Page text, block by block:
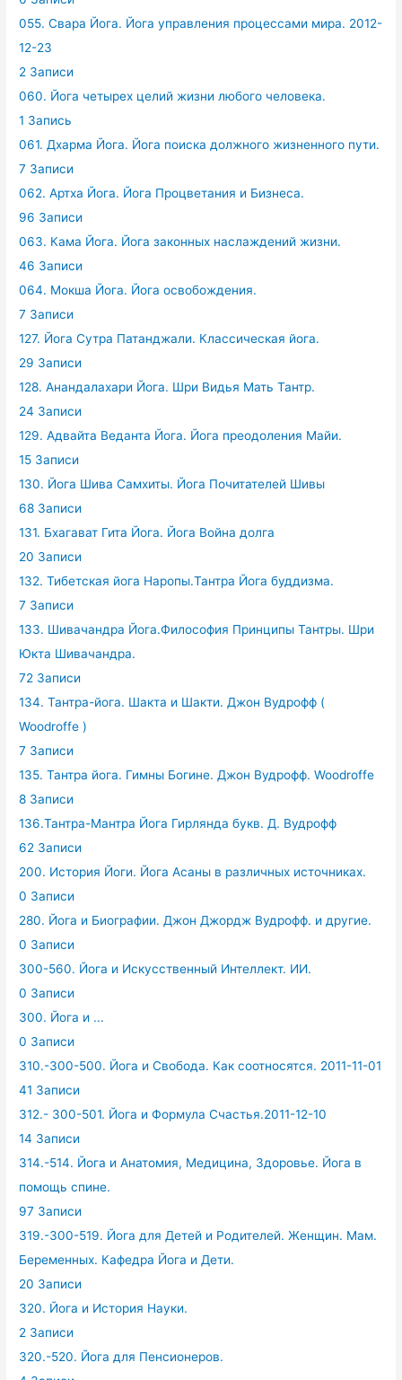
055. Свара Йога. Йога управления процессами мира. 2012-
12-23
2 Записи
060. Йога четырех целий жизни любого человека.
1 Запись
061. Дхарма Йога. Йога поиска должного жизненного пути.
7 Записи
062. Артха Йога. Йога Процветания и Бизнеса.
96 Записи
063. Кама Йога. Йога законных наслаждений жизни.
46 Записи
064. Мокша Йога. Йога освобождения.
7 Записи
127. Йога Сутра Патанджали. Классическая йога.
29 Записи
128. Анандалахари Йога. Шри Видья Мать Тантр.
24 Записи
129. Адвайта Веданта Йога. Йога преодоления Майи.
15 Записи
130. Йога Шива Самхиты. Йога Почитателей Шивы
68 Записи
131. Бхагават Гита Йога. Йога Война долга
20 Записи
132. Тибетская йога Наропы.Тантра Йога буддизма.
7 Записи
133. Шивачандра Йога.Философия Принципы Тантры. Шри
Юкта Шивачандра.
72 Записи
134. Тантра-йога. Шакта и Шакти. Джон Вудрофф (
Woodroffe )
7 Записи
135. Тантра йога. Гимны Богине. Джон Вудрофф. Woodroffe
8 Записи
136.Тантра-Мантра Йога Гирлянда букв. Д. Вудрофф
62 Записи
200. История Йоги. Йога Асаны в различных источниках.
0 Записи
280. Йога и Биографии. Джон Джордж Вудрофф. и другие.
0 Записи
300-560. Йога и Искусственный Интеллект. ИИ.
0 Записи
300. Йога и ...
0 Записи
310.-300-500. Йога и Свобода. Как соотносятся. 2011-11-01
41 Записи
312.- 300-501. Йога и Формула Счастья.2011-12-10
14 Записи
314.-514. Йога и Анатомия, Медицина, Здоровье. Йога в
помощь спине.
97 Записи
319.-300-519. Йога для Детей и Родителей. Женщин. Мам.
Беременных. Кафедра Йога и Дети.
20 Записи
320. Йога и История Науки.
2 Записи
320.-520. Йога для Пенсионеров.